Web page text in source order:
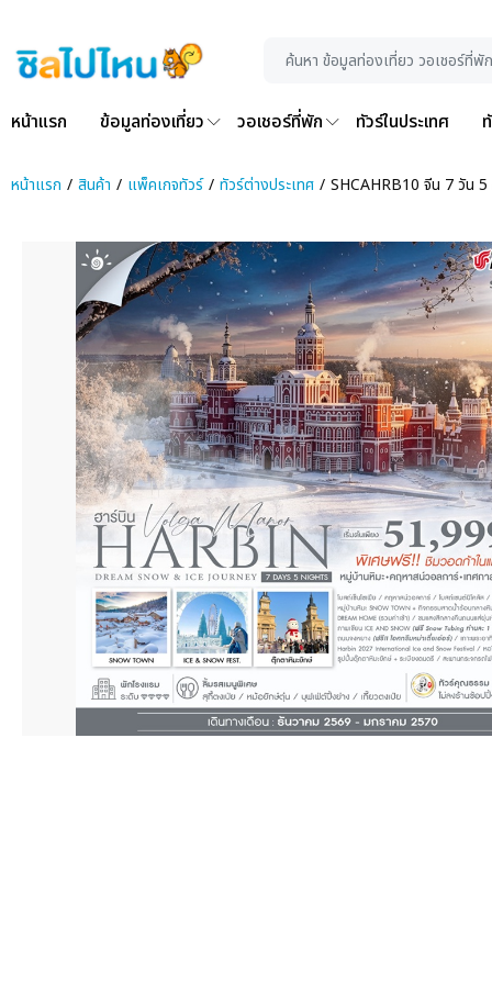
หน้าแรก ข้อมูลท่องเที่ยว วอเชอร์ที่พัก ทัวร์ในประเทศ
หน้าแรก สินค้า แพ็คเกจทัวร์ ทัวร์ต่างประเทศ SHCAHRB10 จีน 7 วัน